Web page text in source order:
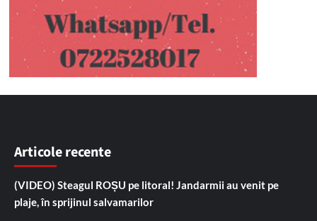
Articole recente
(VIDEO) Steagul ROȘU pe litoral! Jandarmii au venit pe
plaje, în sprijinul salvamarilor